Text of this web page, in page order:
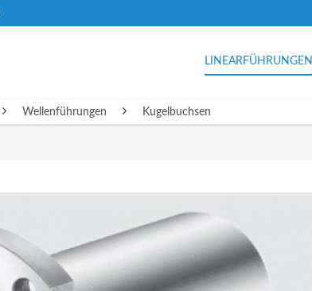
Wellenführungen Kugelbuchsen
LINEARFÜHRUNGEN